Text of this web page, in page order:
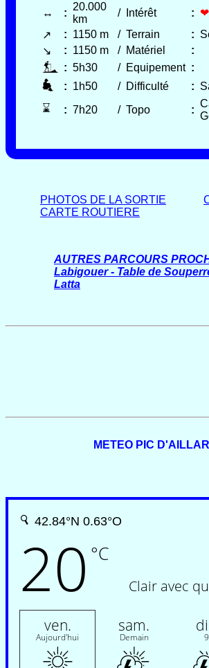
↔ :
20.000
km
/ Intérêt :
↗
: 1150 m / Terrain :
↘
: 1150 m / Matériel
:
: 5h30 / Equipement :
: 1h50 / Difficulté :
⌛
: 7h20 / Topo :
PHOTOS DE LA SORTIE
CARTE ROUTIERE
AUTRES PARCOURS
Labigouer - Table de
Latta
METEO PIC